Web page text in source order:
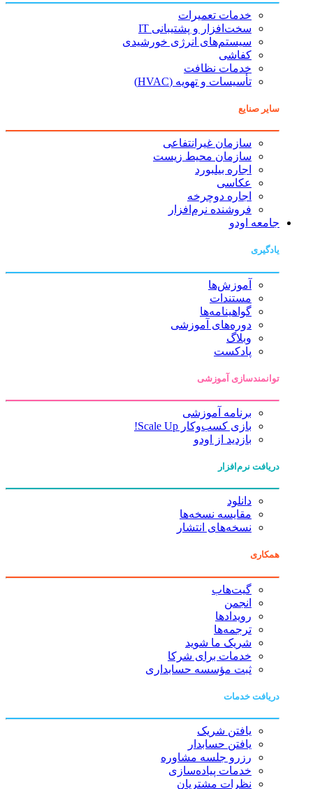
خدمات تعمیرات
سخت‌افزار و پشتیبانی IT
سیستم‌های انرژی خورشیدی
کفاشی
خدمات نظافت
تأسیسات و تهویه (HVAC)
سایر صنایع
سازمان غیرانتفاعی
سازمان محیط زیست
اجاره بیلبورد
عکاسی
اجاره دوچرخه
فروشنده نرم‌افزار
جامعه اودو
یادگیری
آموزش‌ها
مستندات
گواهینامه‌ها
دوره‌های آموزشی
وبلاگ
پادکست
توانمندسازی آموزشی
برنامه آموزشی
بازی کسب‌وکار Scale Up!
بازدید از اودو
دریافت نرم‌افزار
دانلود
مقایسه نسخه‌ها
نسخه‌های انتشار
همکاری
گیت‌هاب
انجمن
رویدادها
ترجمه‌ها
شریک ما شوید
خدمات برای شرکا
ثبت مؤسسه حسابداری
دریافت خدمات
یافتن شریک
یافتن حسابدار
رزرو جلسه مشاوره
خدمات پیاده‌سازی
نظرات مشتریان